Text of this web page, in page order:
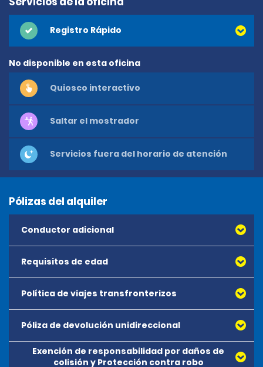
Registro Rápido
No disponible en esta oficina
Quiosco interactivo
Saltar el mostrador
Servicios fuera del horario de atención
Pólizas del alquiler
Conductor adicional
Requisitos de edad
Política de viajes transfronterizos
Póliza de devolución unidireccional
Exención de responsabilidad por daños de
colisión y Protección contra robo